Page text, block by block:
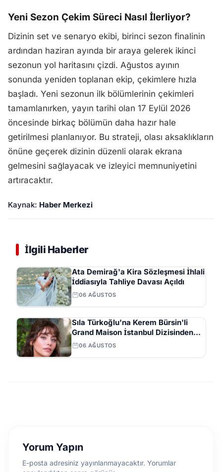
Yeni Sezon Çekim Süreci Nasıl İlerliyor?
Dizinin set ve senaryo ekibi, birinci sezon finalinin
ardından haziran ayında bir araya gelerek ikinci
sezonun yol haritasını çizdi. Ağustos ayının
sonunda yeniden toplanan ekip, çekimlere hızla
başladı. Yeni sezonun ilk bölümlerinin çekimleri
tamamlanırken, yayın tarihi olan 17 Eylül 2026
öncesinde birkaç bölümün daha hazır hale
getirilmesi planlanıyor. Bu strateji, olası aksaklıkların
önüne geçerek dizinin düzenli olarak ekrana
gelmesini sağlayacak ve izleyici memnuniyetini
artıracaktır.
Kaynak: Haber Merkezi
İlgili Haberler
Ata Demirağ'a Kira Sözleşmesi İhlali
İddiasıyla Tahliye Davası Açıldı
06 AĞUSTOS
Sıla Türkoğlu'na Kerem Bürsin'li
Grand Maison İstanbul Dizisinden
Başrol Teklifi
06 AĞUSTOS
Yorum Yapın
E-posta adresiniz yayınlanmayacaktır. Yorumlar